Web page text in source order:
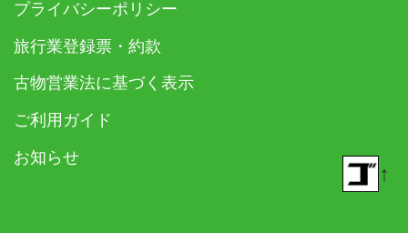
プライバシーポリシー
旅行業登録票・約款
古物営業法に基づく表示
ご利用ガイド
お知らせ
↑